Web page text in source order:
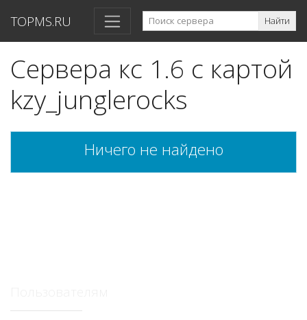
TOPMS.RU Найти
Сервера кс 1.6 с картой
kzy_junglerocks
Ничего не найдено